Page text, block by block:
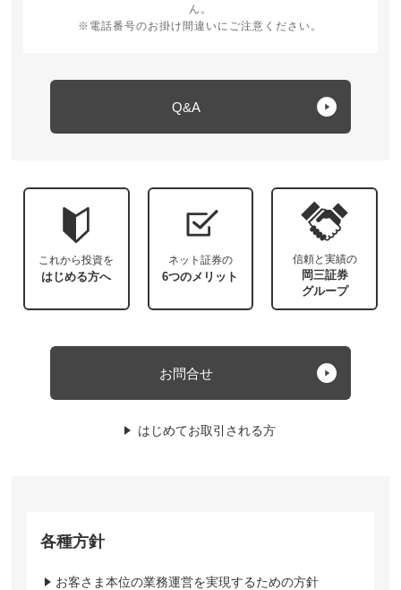
ん。
※電話番号のお掛け間違いにご注意ください。
Q&A
これから投資を
はじめる方へ
ネット証券の
6つのメリット
信頼と実績の
岡三証券
グループ
お問合せ
はじめてお取引される方
各種方針
お客さま本位の業務運営を実現するための方針